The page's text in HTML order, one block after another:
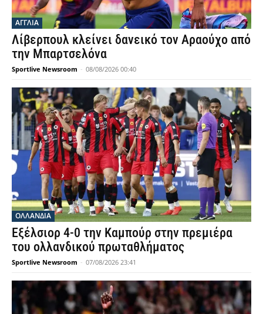
ΑΓΓΛΙΑ
Λίβερπουλ κλείνει δανεικό τον Αραούχο από
την Μπαρτσελόνα
Sportlive Newsroom - 08/08/2026 00:40
OΛΛΑΝΔΊΑ
Εξέλσιορ 4-0 την Καμπούρ στην πρεμιέρα
του ολλανδικού πρωταθλήματος
Sportlive Newsroom - 07/08/2026 23:41